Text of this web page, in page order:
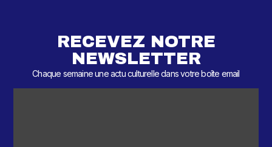
RECEVEZ NOTRE
NEWSLETTER
Chaque semaine une actu culturelle dans votre boîte email